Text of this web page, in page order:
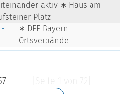
aktiv ∗ Haus am
Platz
∗ DEF Bayern
Ortsverbände